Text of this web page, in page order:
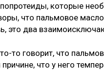
которые
что пальмовое
это два
то говорит, что
причине, что у него